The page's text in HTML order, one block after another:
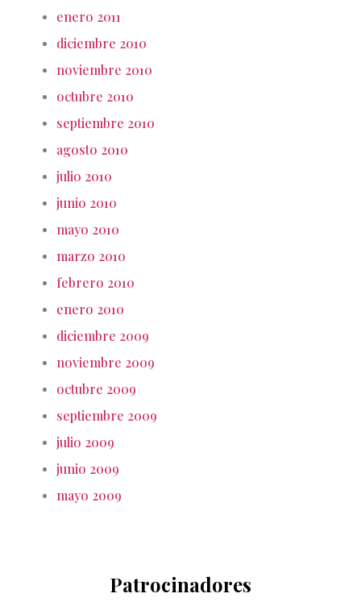
enero 2011
diciembre 2010
noviembre 2010
octubre 2010
septiembre 2010
agosto 2010
julio 2010
junio 2010
mayo 2010
marzo 2010
febrero 2010
enero 2010
diciembre 2009
noviembre 2009
octubre 2009
septiembre 2009
julio 2009
junio 2009
mayo 2009
Patrocinadores